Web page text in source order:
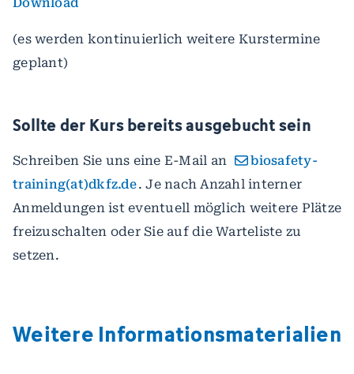
(es werden kontinuierlich weitere Kurstermine
geplant)
Sollte der Kurs bereits ausgebucht sein
Schreiben Sie uns eine E-Mail an
biosafety-
training(at)dkfz.de. Je nach Anzahl interner
Anmeldungen ist eventuell möglich weitere Plätze
freizuschalten oder Sie auf die Warteliste zu
setzen.
Weitere Informationsmaterialien